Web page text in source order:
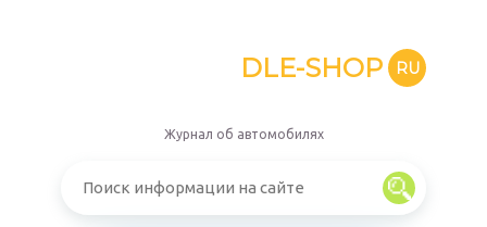
DLE-SHOP RU
Журнал об автомобилях